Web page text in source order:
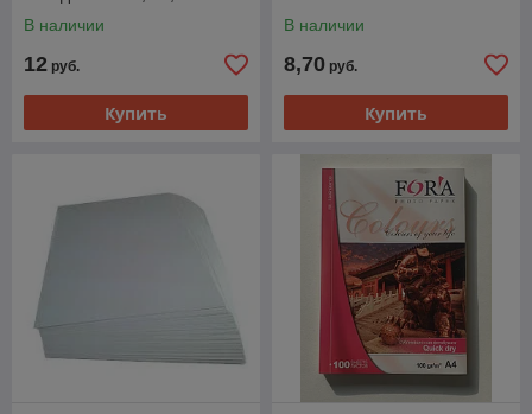
В наличии
12 руб.
Купить
В наличии
8,70 руб.
Купить